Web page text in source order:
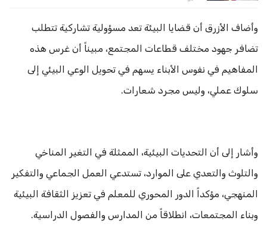
وأضاف الأزرق أن قضايا البيئة تعد مسؤولية تشاركية تتطلب
تضافر جهود مختلف قطاعات المجتمع، مبيناً أن غرس هذه
المفاهيم في نفوس الأبناء يسهم في تحويل الوعي البيئي إلى
سلوك عملي، وليس مجرد شعارات.
وأشار إلى أن التحديات البيئية، الممثلة في التغير المناخي
والتلوث والتعدي على الموارد، تستدعي العمل الجماعي والتفكير
المنهجي، مؤكداً الدور المحوري للمعلم في تعزيز الثقافة البيئية
وبناء المجتمعات، انطلاقاً من المدارس والفصول الدراسية.